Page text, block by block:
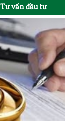
Tư vấn đầu tư